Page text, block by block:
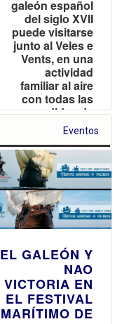
EL GALEÓN Y
NAO
VICTORIA EN
EL FESTIVAL
MARÍTIMO DE
VALENCIA
Del 15 al 19 de
marzo de 2018 ·
Veles e Vents